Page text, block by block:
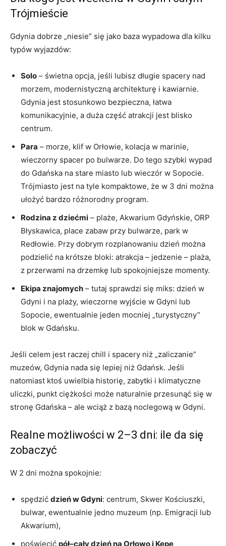
Trójmieście
Gdynia dobrze „niesie” się jako baza wypadowa dla kilku
typów wyjazdów:
Solo – świetna opcja, jeśli lubisz długie spacery nad
morzem, modernistyczną architekturę i kawiarnie.
Gdynia jest stosunkowo bezpieczna, łatwa
komunikacyjnie, a duża część atrakcji jest blisko
centrum.
Para – morze, klif w Orłowie, kolacja w marinie,
wieczorny spacer po bulwarze. Do tego szybki wypad
do Gdańska na stare miasto lub wieczór w Sopocie.
Trójmiasto jest na tyle kompaktowe, że w 3 dni można
ułożyć bardzo różnorodny program.
Rodzina z dziećmi – plaże, Akwarium Gdyńskie, ORP
Błyskawica, place zabaw przy bulwarze, park w
Redłowie. Przy dobrym rozplanowaniu dzień można
podzielić na krótsze bloki: atrakcja – jedzenie – plaża,
z przerwami na drzemkę lub spokojniejsze momenty.
Ekipa znajomych – tutaj sprawdzi się miks: dzień w
Gdyni i na plaży, wieczorne wyjście w Gdyni lub
Sopocie, ewentualnie jeden mocniej „turystyczny”
blok w Gdańsku.
Jeśli celem jest raczej chill i spacery niż „zaliczanie”
muzeów, Gdynia nada się lepiej niż Gdańsk. Jeśli
natomiast ktoś uwielbia historię, zabytki i klimatyczne
uliczki, punkt ciężkości może naturalnie przesunąć się w
stronę Gdańska – ale wciąż z bazą noclegową w Gdyni.
Realne możliwości w 2–3 dni: ile da się
zobaczyć
W 2 dni można spokojnie:
spędzić dzień w Gdyni: centrum, Skwer Kościuszki,
bulwar, ewentualnie jedno muzeum (np. Emigracji lub
Akwarium),
poświęcić pół–cały dzień na Orłowo i Kępę